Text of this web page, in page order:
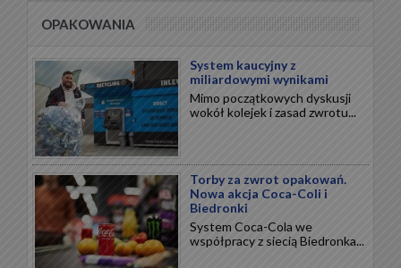
OPAKOWANIA
System kaucyjny z
miliardowymi wynikami
Mimo początkowych dyskusji
wokół kolejek i zasad zwrotu...
Torby za zwrot opakowań.
Nowa akcja Coca-Coli i
Biedronki
System Coca-Cola we
współpracy z siecią Biedronka...